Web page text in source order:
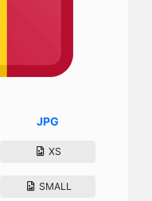
JPG
XS
SMALL